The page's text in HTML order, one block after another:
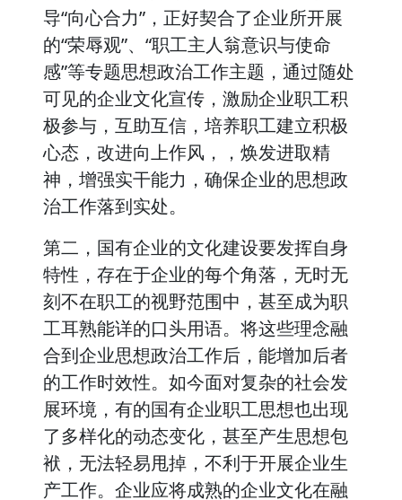
导“向心合力”，正好契合了企业所开展
的“荣辱观”、“职工主人翁意识与使命
感”等专题思想政治工作主题，通过随处
可见的企业文化宣传，激励企业职工积
极参与，互助互信，培养职工建立积极
心态，改进向上作风，，焕发进取精
神，增强实干能力，确保企业的思想政
治工作落到实处。
第二，国有企业的文化建设要发挥自身
特性，存在于企业的每个角落，无时无
刻不在职工的视野范围中，甚至成为职
工耳熟能详的口头用语。将这些理念融
合到企业思想政治工作后，能增加后者
的工作时效性。如今面对复杂的社会发
展环境，有的国有企业职工思想也出现
了多样化的动态变化，甚至产生思想包
袱，无法轻易甩掉，不利于开展企业生
产工作。企业应将成熟的企业文化在融